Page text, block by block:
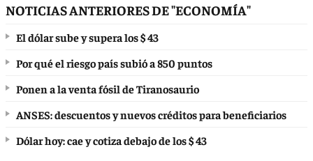
NOTICIAS ANTERIORES DE "ECONOMÍA"
El dólar sube y supera los $ 43
Por qué el riesgo país subió a 850 puntos
Ponen a la venta fósil de Tiranosaurio
ANSES: descuentos y nuevos créditos para beneficiarios
Dólar hoy: cae y cotiza debajo de los $ 43